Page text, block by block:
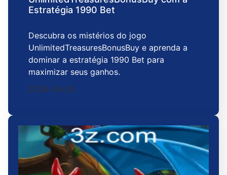
Estratégia 1990 Bet
Descubra os mistérios do jogo
UnlimitedTreasuresBonusBuy e aprenda a
dominar a estratégia 1990 Bet para
maximizar seus ganhos.
2026-04-25